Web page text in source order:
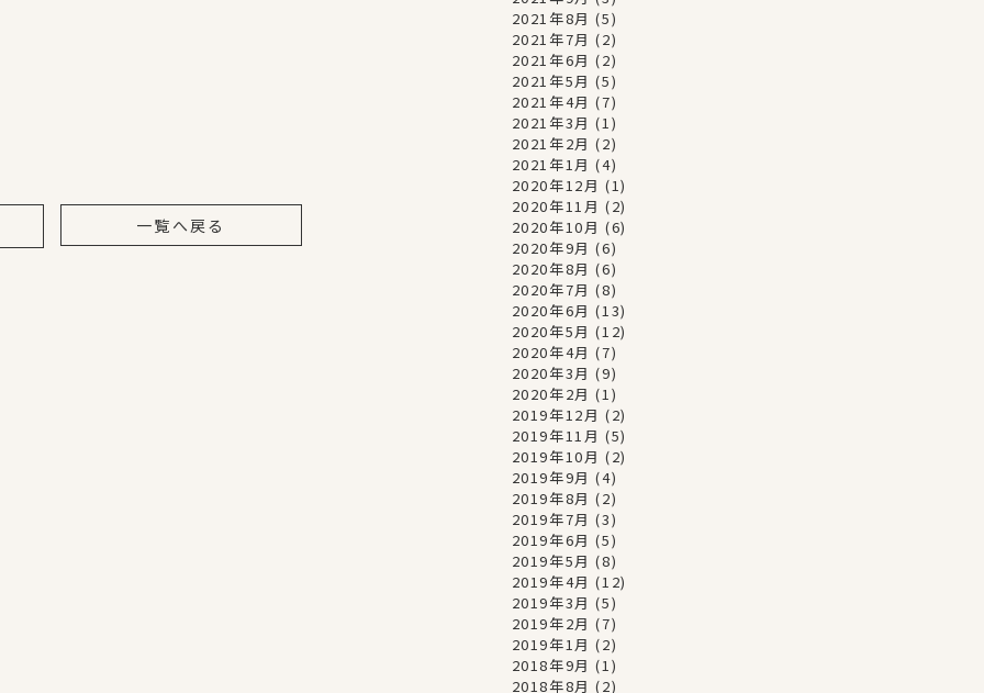
一覧へ戻る
2021年8月 (5)
2021年7月 (2)
2021年6月 (2)
2021年5月 (5)
2021年4月 (7)
2021年3月 (1)
2021年2月 (2)
2021年1月 (4)
2020年12月 (1)
2020年11月 (2)
2020年10月 (6)
2020年9月 (6)
2020年8月 (6)
2020年7月 (8)
2020年6月 (13)
2020年5月 (12)
2020年4月 (7)
2020年3月 (9)
2020年2月 (1)
2019年12月 (2)
2019年11月 (5)
2019年10月 (2)
2019年9月 (4)
2019年8月 (2)
2019年7月 (3)
2019年6月 (5)
2019年5月 (8)
2019年4月 (12)
2019年3月 (5)
2019年2月 (7)
2019年1月 (2)
2018年9月 (1)
2018年8月 (2)